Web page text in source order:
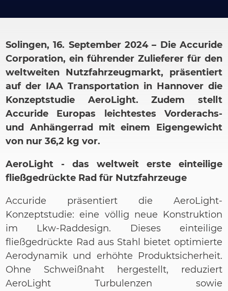
Solingen, 16. September 2024 – Die Accuride
Corporation, ein führender Zulieferer für den
weltweiten Nutzfahrzeugmarkt, präsentiert
auf der IAA Transportation in Hannover die
Konzeptstudie AeroLight. Zudem stellt
Accuride Europas leichtestes Vorderachs-
und Anhängerrad mit einem Eigengewicht
von nur 36,2 kg vor.
AeroLight - das weltweit erste einteilige
fließgedrückte Rad für Nutzfahrzeuge
Accuride präsentiert die AeroLight-
Konzeptstudie: eine völlig neue Konstruktion
im Lkw-Raddesign. Dieses einteilige
fließgedrückte Rad aus Stahl bietet optimierte
Aerodynamik und erhöhte Produktsicherheit.
Ohne Schweißnaht hergestellt, reduziert
AeroLight Turbulenzen sowie